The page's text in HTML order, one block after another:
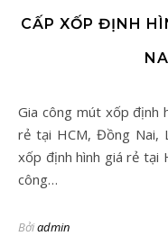
CẤP XỐP ĐỊNH
Gia công mút xốp định hình, nhà cung cấp xốp định hình giá
rẻ tại HCM, Đồng Nai,
xốp định hình giá rẻ tại
công…
Bởiadmin